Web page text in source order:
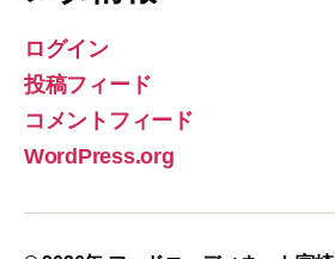
ログイン
投稿フィード
コメントフィード
WordPress.org